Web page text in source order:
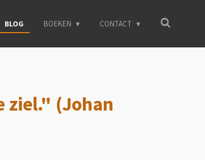
BLOG BOEKEN CONTACT
ziel." (Johan